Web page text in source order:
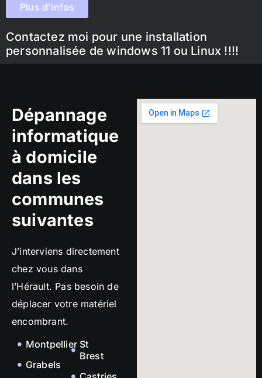
Plus d'infos
Contactez moi pour une installation
personnalisée de windows 11 ou Linux !!!!
Dépannage
informatique
à domicile
dans les
communes
suivantes
J’interviens directement
chez vous dans
l’Hérault. Pas besoin de
déplacer votre matériel
encombrant.
Montpellier
Grabels
St
Brest